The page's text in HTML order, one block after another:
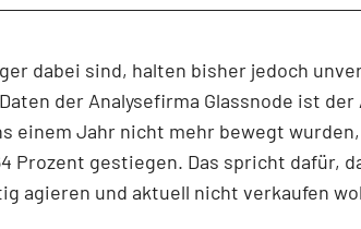
dabei sind, halten bisher jedoch
der Analysefirma Glassnode ist
einem Jahr nicht mehr bewegt
Prozent gestiegen. Das spricht dafür,
agieren und aktuell nicht verkaufen